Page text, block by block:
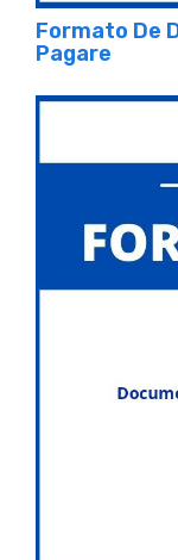
Formato De
Pagare